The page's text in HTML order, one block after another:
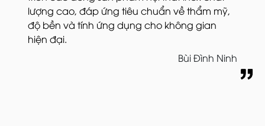
lượng cao, đáp ứng tiêu chuẩn về thẩm mỹ,
độ bền và tính ứng dụng cho không gian
hiện đại.
Bùi Đình Ninh